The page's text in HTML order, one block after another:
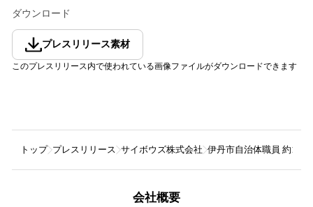
ダウンロード
プレスリリース素材
このプレスリリース内で使われている画像ファイルがダウンロードできます
トップ プレスリリース サイボウズ株式会社 伊丹市自治体職員 約
会社概要